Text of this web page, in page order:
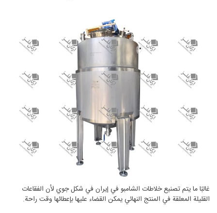
غالبًا ما يتم تصنيع خلاطات الشامبو في إيران في شكل جوي لأن الفقاعات
القليلة المعلقة في المنتج النهائي يمكن القضاء عليها بإعطائها وقت راحة.